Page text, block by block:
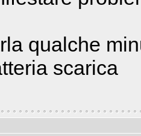
qualche
scarica